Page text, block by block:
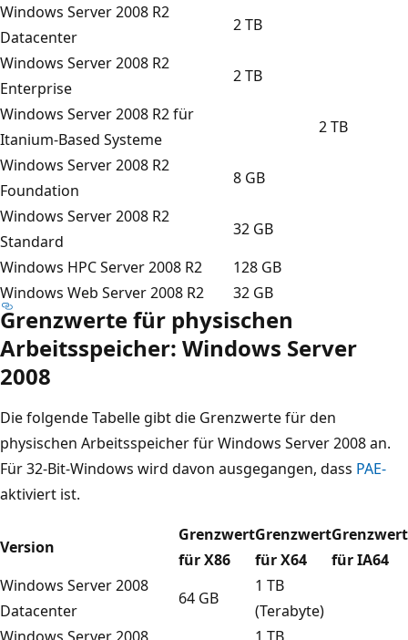
Windows Server 2008 R2
Datacenter
2 TB
Windows Server 2008 R2
Enterprise
2 TB
Windows Server 2008 R2 für
Itanium-Based Systeme
2 TB
Windows Server 2008 R2
Foundation
8 GB
Windows Server 2008 R2
Standard
32 GB
Windows HPC Server 2008 R2
128 GB
Windows Web Server 2008 R2
32 GB
Grenzwerte für physischen
Arbeitsspeicher: Windows Server
2008
Die folgende Tabelle gibt die Grenzwerte für den
physischen Arbeitsspeicher für Windows Server 2008 an.
Für 32-Bit-Windows wird davon ausgegangen, dass PAE-
aktiviert ist.
Version
Grenzwert
für X86
Grenzwert
für X64
Grenzwert
für IA64
Windows Server 2008
Datacenter
64 GB
1 TB
(Terabyte)
Windows Server 2008
1 TB